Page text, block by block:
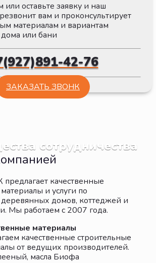
или оставьте заявку и наш
вам и проконсультирует
материалам и вариантам
дома или бани
42-76
ЗАКАЗАТЬ ЗВОНК
сотрудничества
качественные
и услуги по
деревянных домов, коттеджей и
Мы работаем с 2007 года.
материалы
качественные строительные
от ведущих производителей.
масла Биофа